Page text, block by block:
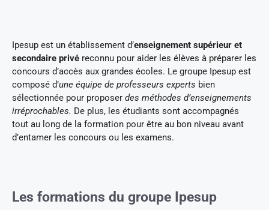
Ipesup est un établissement d’enseignement supérieur et
secondaire privé reconnu pour aider les élèves à préparer les
concours d’accès aux grandes écoles. Le groupe Ipesup est
composé d’une équipe de professeurs experts bien
sélectionnée pour proposer des méthodes d’enseignements
irréprochables. De plus, les étudiants sont accompagnés
tout au long de la formation pour être au bon niveau avant
d’entamer les concours ou les examens.
Les formations du groupe Ipesup